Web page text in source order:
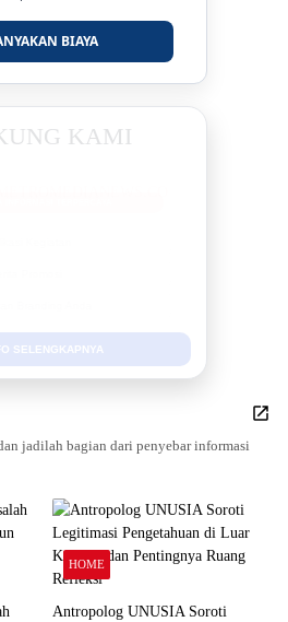
BIAYA
KAMI
SELENGKAPNYA
jadilah bagian dari penyebar informasi
HOME
Antropolog UNUSIA Soroti